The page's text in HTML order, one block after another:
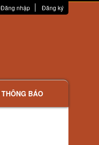
Đăng nhập Đăng ký
THÔNG BÁO